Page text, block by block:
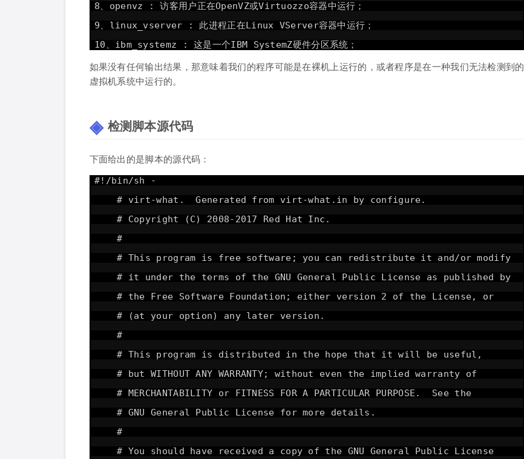
8、openvz : 访客用户正在OpenVZ或Virtuozzo容器中运行；
9、linux_vserver : 此进程正在Linux VServer容器中运行；
10、ibm_systemz : 这是一个IBM SystemZ硬件分区系统；
如果没有任何输出结果，那意味着我们的程序可能是在裸机上运行的，或者程序是在一种我们无法检测到的
虚拟机系统中运行的。
检测脚本源代码
下面给出的是脚本的源代码：
#!/bin/sh -
# virt-what. Generated from virt-what.in by configure.
# Copyright (C) 2008-2017 Red Hat Inc.
#
# This program is free software; you can redistribute it and/or modify
# it under the terms of the GNU General Public License as published by
# the Free Software Foundation; either version 2 of the License, or
# (at your option) any later version.
#
# This program is distributed in the hope that it will be useful,
# but WITHOUT ANY WARRANTY; without even the implied warranty of
# MERCHANTABILITY or FITNESS FOR A PARTICULAR PURPOSE. See the
# GNU General Public License for more details.
#
# You should have received a copy of the GNU General Public License